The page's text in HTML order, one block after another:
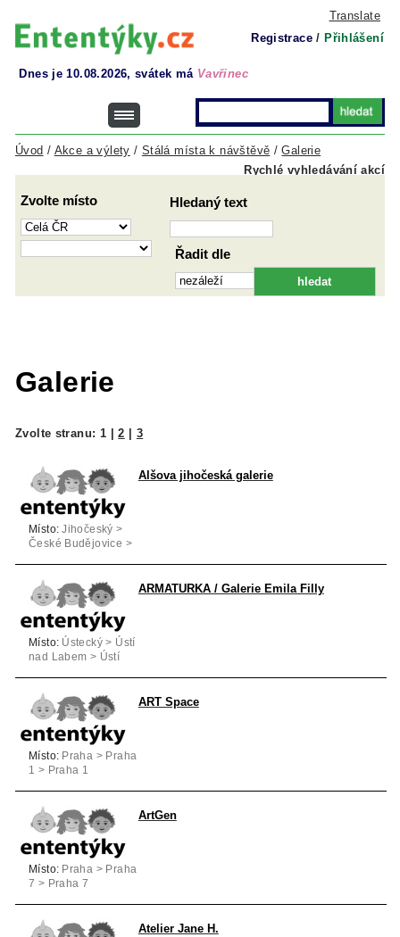
Translate
Registrace / Přihlášení
Dnes je 10.08.2026, svátek má Vavřinec
Rychlé vyhledávání akcí
Úvod / Akce a výlety / Stálá místa k návštěvě /Galerie
Zvolte místo Hledaný text
Řadit dle
Galerie
Zvolte stranu: 1 |2 3
Alšova jihočeská galerie
Místo: Jihočeský >
České Budějovice >
ARMATURKA / Galerie Emila Filly
Místo: Ústecký > Ústí
nad Labem > Ústí
ART Space
Místo: Praha > Praha
1 > Praha 1
ArtGen
Místo: Praha > Praha
7 > Praha 7
Atelier Jane H.